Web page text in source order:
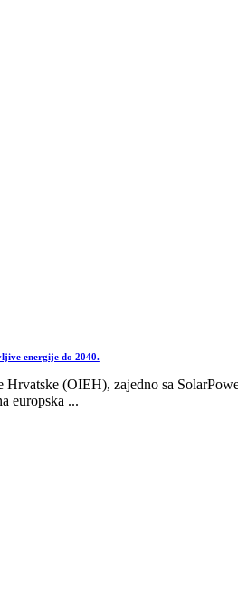
energije do 2040.
(OIEH), zajedno sa
europska ...